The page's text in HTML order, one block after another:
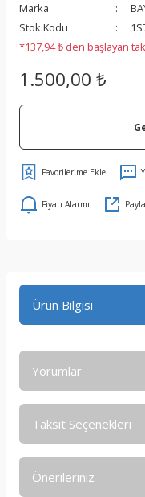
Marka
Stok Kodu
*137,94 ₺ den başlayan
1.500,00 ₺
Fiyatı Alarmı
Ürün Bilgisi
Yorumlar
Taksit Seçenekleri
Önerileriniz